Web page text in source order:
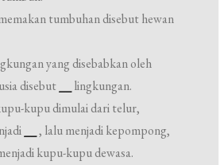
tumbuhan disebut hewan
yang disebabkan oleh
disebut
lingkungan.
kupu dimulai dari telur,
, lalu menjadi kepompong,
kupu-kupu dewasa.